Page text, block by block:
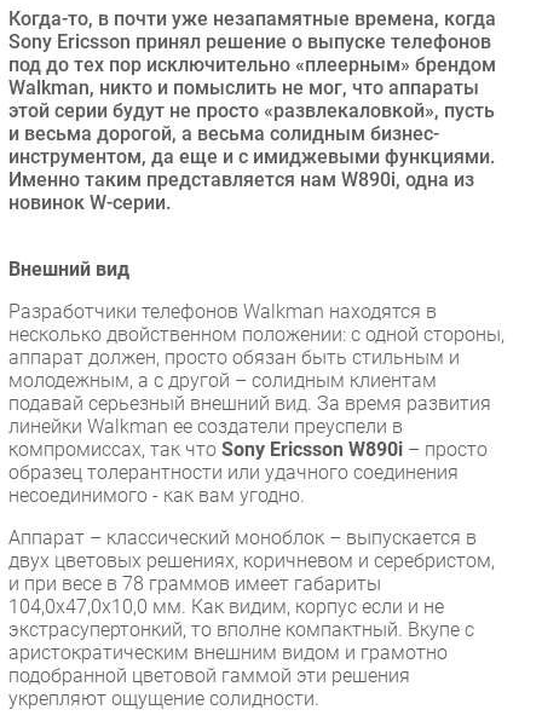
Мобильная связь
Фиксированная связь
Интеграция
Рынок ПК
Маркетинг
Торговые сети
ПО
Outsourcing
Кадры
Регулирование
Финансы
Web
Безопасность
Инновации
CIO/Управление ИТ
Гаджеты
Здоровье
РАЗДЕЛЫ
Когда-то, в почти уже незапамятные времена, когда
Sony Ericsson принял решение о выпуске телефонов
под до тех пор исключительно «плеерным» брендом
Walkman, никто и помыслить не мог, что аппараты
этой серии будут не просто «развлекаловкой», пусть
и весьма дорогой, а весьма солидным бизнес-
инструментом, да еще и с имиджевыми функциями.
Именно таким представляется нам W890i, одна из
новинок W-серии.
Внешний вид
Разработчики телефонов Walkman находятся в
несколько двойственном положении: с одной стороны,
аппарат должен, просто обязан быть стильным и
молодежным, а с другой – солидным клиентам
подавай серьезный внешний вид. За время развития
линейки Walkman ее создатели преуспели в
компромиссах, так что Sony Ericsson W890i – просто
образец толерантности или удачного соединения
несоединимого - как вам угодно.
Аппарат – классический моноблок – выпускается в
двух цветовых решениях, коричневом и серебристом,
и при весе в 78 граммов имеет габариты
104,0x47,0x10,0 мм. Как видим, корпус если и не
экстрасупертонкий, то вполне компактный. Вкупе с
аристократическим внешним видом и грамотно
подобранной цветовой гаммой эти решения
укрепляют ощущение солидности.